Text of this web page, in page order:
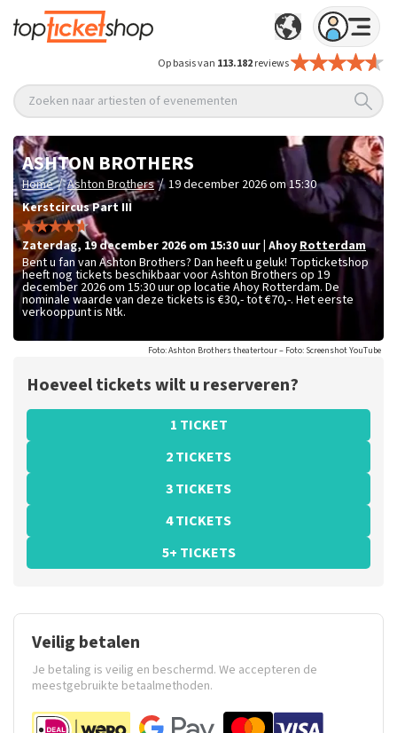
Op basis van 113.182reviews
Zoeken naar artiesten of evenementen
ASHTON BROTHERS
Home / Ashton Brothers / 19 december 2026 om 15:30
Kerstcircus Part III
zaterdag, 19 december 2026 om 15:30 uur AhoyRotterdam
Bent u fan van Ashton Brothers? Dan heeft u geluk! Topticketshop
heeft nog tickets beschikbaar voor Ashton Brothers op 19
december 2026 om 15:30 uur op locatie Ahoy Rotterdam. De
nominale waarde van deze tickets is €30,- tot €70,-. Het eerste
verkooppunt is Ntk.
Foto: Ashton Brothers theatertour – Foto: Screenshot YouTube
Hoeveel tickets wilt u reserveren?
1 TICKET
2 TICKETS
3 TICKETS
4 TICKETS
5+ TICKETS
Veilig betalen
Je betaling is veilig en beschermd. We accepteren de
meestgebruikte betaalmethoden.